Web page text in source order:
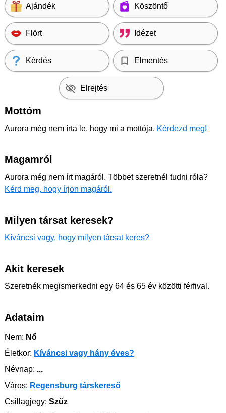
Ajándék Köszöntő
Flört Idézet
Kérdés Elmentés
Elrejtés
Mottóm
Aurora még nem írta le, hogy mi a mottója. Kérdezd meg!
Magamról
Aurora még nem írt magáról. Többet szeretnél tudni róla?
Kérd meg, hogy írjon magáról.
Milyen társat keresek?
Kíváncsi vagy, hogy milyen társat keres?
Akit keresek
Szeretnék megismerkedni egy 64 és 65 év közötti férfival.
Adataim
Nem: Nő
Életkor: Kíváncsi vagy hány éves?
Névnap: ...
Város: Regensburg társkereső
Csillagjegy: Szűz